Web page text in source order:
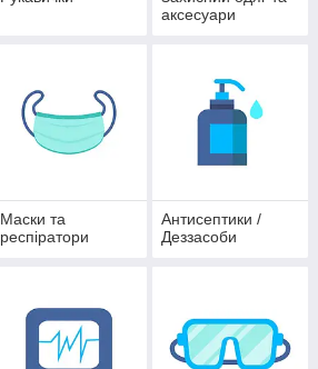
аксесуари
Маски та
респіратори
Антисептики /
Деззасоби